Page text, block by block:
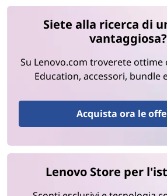
Siete alla ricerca di
vantaggiosa?
Su Lenovo.com troverete ottime
Education, accessori, bundle
Acquista ora le
Lenovo Store per